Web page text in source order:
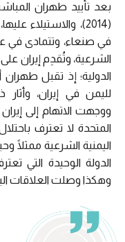
بعد تأييد طهران
(2014)، والاستيلاء
في صنعاء، وتتمادى في
الشرعية، وتُقدِم إيران
الدولية؛ إذ تقبل طهران
لليمن في إيران، وأثار
ووجهت الاتهام إلى
المتحدة لا تعترف
اليمنية الشرعية ممثلًا
الدولة الوحيدة التي
وهكذا وصلت العلاقات